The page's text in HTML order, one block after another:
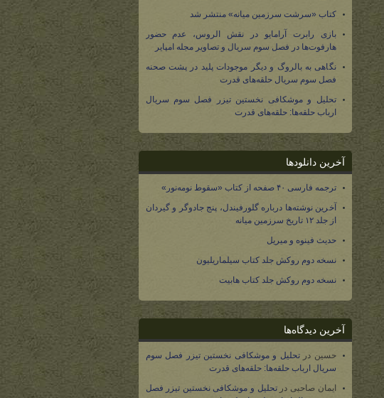
کتاب «سرشت سرزمین میانه» منتشر شد
بازی رابرت آرامایو در نقش الروس، عدم حضور
هارفوت‌ها در فصل سوم سریال و تصاویر مجله امپایر
نگاهی به بالروگ و دیگر موجودات پلید در پشت صحنه
فصل سوم سریال حلقه‌های قدرت
تحلیل و موشکافی نخستین تیزر فصل سوم سریال
ارباب حلقه‌ها: حلقه‌های قدرت
آخرین دانلودها
ترجمه فارسی ۴۰ صفحه از کتاب «سقوط نومه‌نور»
آخرین نوشته‌ها درباره گلورفیندل، پنج جادوگر و گیردان
از جلد ۱۲ تاریخ سرزمین میانه
حدیث فینوه و میریل
نسخه دوم روکش جلد کتاب سیلماریلیون
نسخه دوم روکش جلد کتاب هابیت
آخرین دیدگاه‌ها
حسین درتحلیل و موشکافی نخستین تیزر فصل سوم
سریال ارباب حلقه‌ها: حلقه‌های قدرت
ایمان صاحبی درتحلیل و موشکافی نخستین تیزر فصل